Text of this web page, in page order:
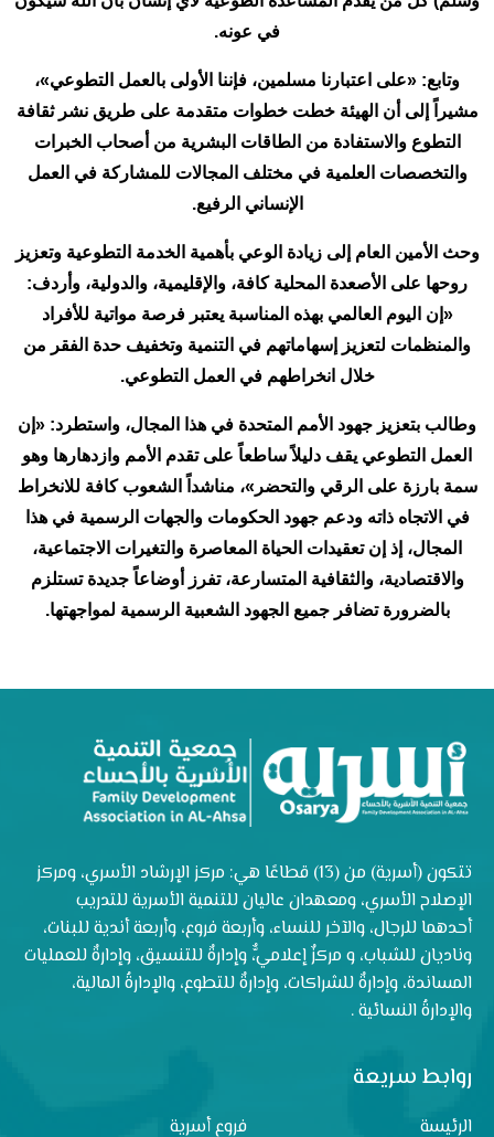
في عونه.
وتابع: «على اعتبارنا مسلمين، فإننا الأولى بالعمل التطوعي»،
مشيراً إلى أن الهيئة خطت خطوات متقدمة على طريق نشر ثقافة
التطوع والاستفادة من الطاقات البشرية من أصحاب الخبرات
والتخصصات العلمية في مختلف المجالات للمشاركة في العمل
الإنساني الرفيع.
وحث الأمين العام إلى زيادة الوعي بأهمية الخدمة التطوعية وتعزيز
روحها على الأصعدة المحلية كافة، والإقليمية، والدولية، وأردف:
«إن اليوم العالمي بهذه المناسبة يعتبر فرصة مواتية للأفراد
والمنظمات لتعزيز إسهاماتهم في التنمية وتخفيف حدة الفقر من
خلال انخراطهم في العمل التطوعي.
وطالب بتعزيز جهود الأمم المتحدة في هذا المجال، واستطرد: «إن
العمل التطوعي يقف دليلاً ساطعاً على تقدم الأمم وازدهارها وهو
سمة بارزة على الرقي والتحضر»، مناشداً الشعوب كافة للانخراط
في الاتجاه ذاته ودعم جهود الحكومات والجهات الرسمية في هذا
المجال، إذ إن تعقيدات الحياة المعاصرة والتغيرات الاجتماعية،
والاقتصادية، والثقافية المتسارعة، تفرز أوضاعاً جديدة تستلزم
بالضرورة تضافر جميع الجهود الشعبية الرسمية لمواجهتها.
تتكون (أسرية) من (13) قطاعًا هي: مركز الإرشاد الأسري، ومركز
الإصلاح الأسري، ومعهدان عاليان للتنمية الأسرية للتدريب
أحدهما للرجال، والآخر للنساء، وأربعة فروع، وأربعة أندية للبنات،
وناديان للشباب، و مركزٌ إعلاميٌّ، وإدارةٌ للتنسيق، وإدارةٌ للعمليات
المساندة، وإدارةٌ للشراكات، وإدارةٌ للتطوع، والإدارةُ المالية،
والإدارةُ النسائية .
روابط سريعة
الرئيسة فروع أسرية